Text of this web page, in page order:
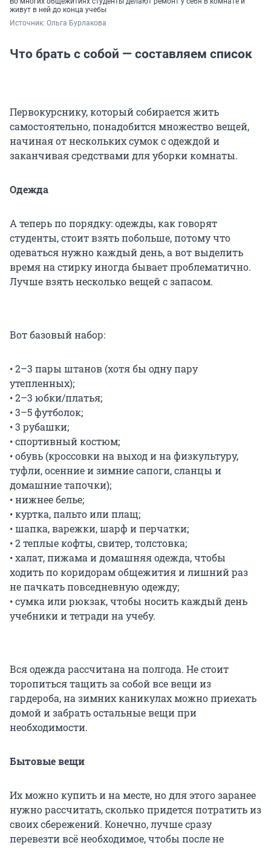
живут в ней до конца учебы
Источник: Ольга Бурлакова
Что брать с собой — составляем список
Первокурснику, который собирается жить
самостоятельно, понадобится множество вещей,
начиная от нескольких сумок с одеждой и
заканчивая средствами для уборки комнаты.
Одежда
А теперь по порядку: одежды, как говорят
студенты, стоит взять побольше, потому что
одеваться нужно каждый день, а вот выделить
время на стирку иногда бывает проблематично.
Лучше взять несколько вещей с запасом.
Вот базовый набор:
• 2–3 пары штанов (хотя бы одну пару
утепленных);
• 2–3 юбки/платья;
• 3–5 футболок;
• 3 рубашки;
• спортивный костюм;
• обувь (кроссовки на выход и на физкультуру,
туфли, осенние и зимние сапоги, сланцы и
домашние тапочки);
• нижнее белье;
• куртка, пальто или плащ;
• шапка, варежки, шарф и перчатки;
• 2 теплые кофты, свитер, толстовка;
• халат, пижама и домашняя одежда, чтобы
ходить по коридорам общежития и лишний раз
не пачкать повседневную одежду;
• сумка или рюкзак, чтобы носить каждый день
учебники и тетради на учебу.
Вся одежда рассчитана на полгода. Не стоит
торопиться тащить за собой все вещи из
гардероба, на зимних каникулах можно приехать
домой и забрать остальные вещи при
необходимости.
Бытовые вещи
Их можно купить и на месте, но для этого заранее
нужно рассчитать, сколько придется потратить из
своих сбережений. Конечно, лучше сразу
перевезти всё необходимое, чтобы после не